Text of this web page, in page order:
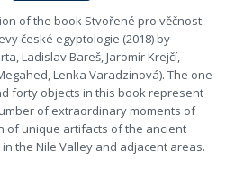
of the book Stvořené pro věčnost:
české egyptologie (2018) by
Ladislav Bareš, Jaromír Krejčí,
Lenka Varadzinová). The one
forty objects in this book represent
of extraordinary moments of
of unique artifacts of the ancient
the Nile Valley and adjacent areas.